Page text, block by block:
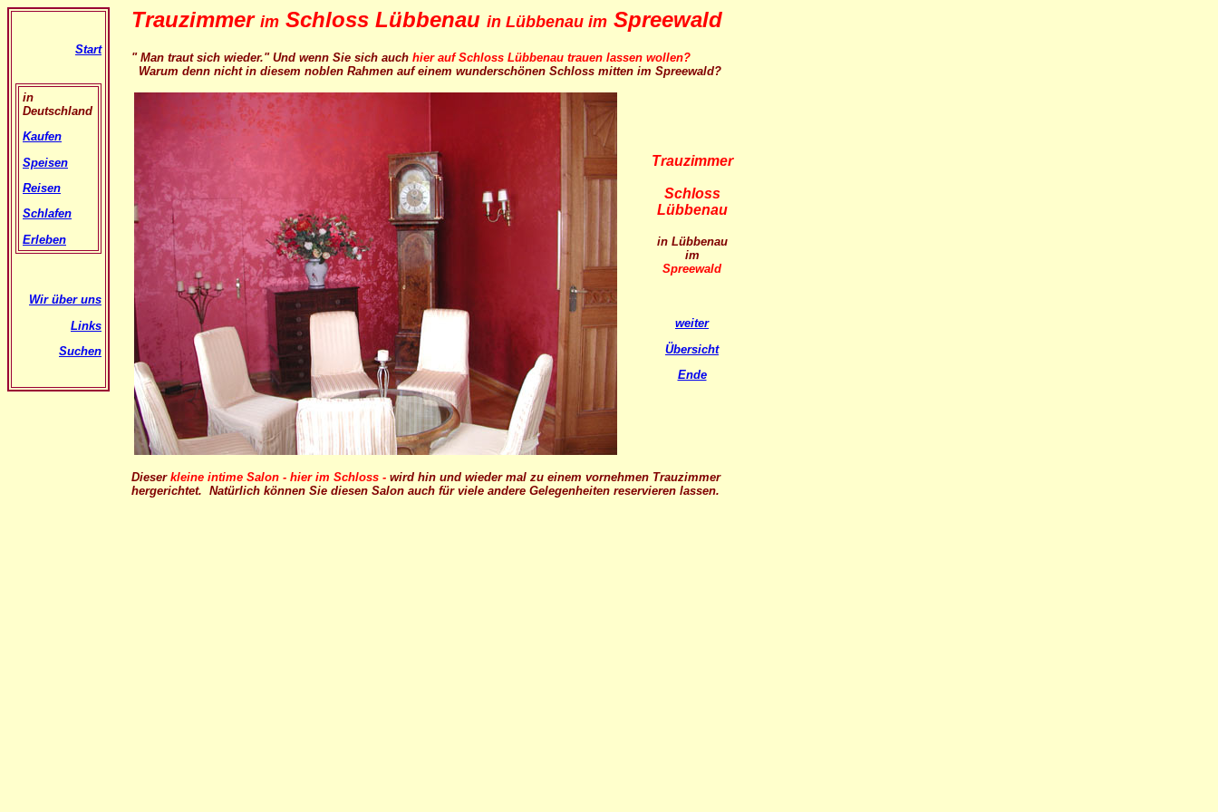
Start
in
Deutschland
Kaufen
Speisen
Reisen
Schlafen
Erleben
Wir über uns
Links
Suchen
Trauzimmer im Schloss Lübbenau in Lübbenau im Spreewald
" Man traut sich wieder." Und wenn Sie sich auch hier auf Schloss Lübbenau trauen lassen wollen?
Warum denn nicht in diesem noblen Rahmen auf einem wunderschönen Schloss mitten im Spreewald?
Trauzimmer
Schloss
Lübbenau
in Lübbenau
im
Spreewald
weiter
Übersicht
Ende
Dieser kleine intime Salon - hier im Schloss - wird hin und wieder mal zu einem vornehmen Trauzimmer
hergerichtet. Natürlich können Sie diesen Salon auch für viele andere Gelegenheiten reservieren lassen.